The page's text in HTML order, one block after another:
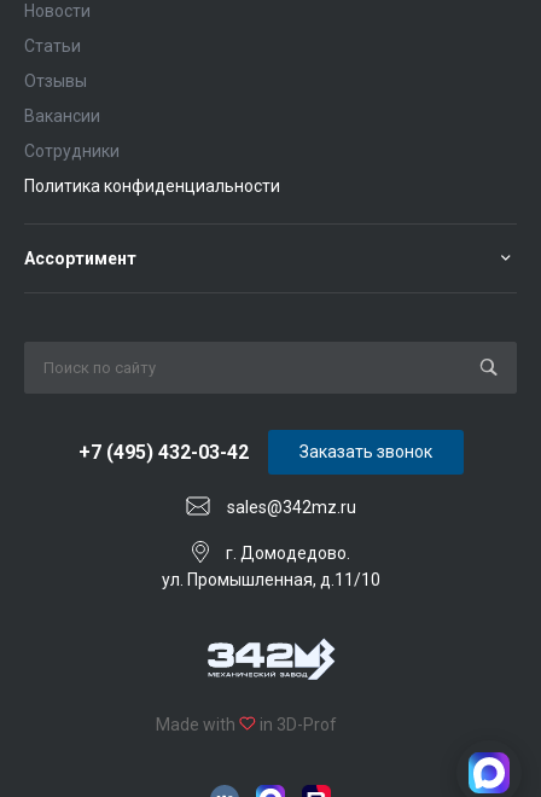
Новости
Статьи
Отзывы
Вакансии
Сотрудники
Политика конфиденциальности
Ассортимент
sales@342mz.ru
+7 (495) 432-03-42
г. Домодедово.
ул. Промышленная, д.11/10
Заказать звонок
Made with in 3D-Prof